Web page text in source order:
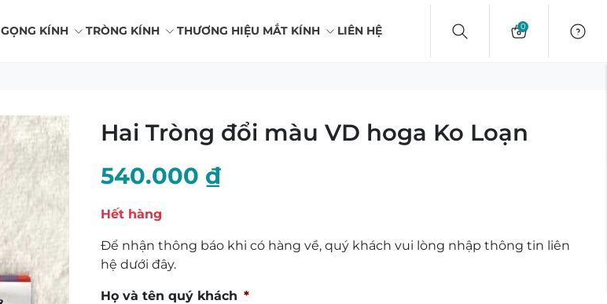
GỌNG KÍNH TRÒNG KÍNH THƯƠNG HIỆU MẮT KÍNH LIÊN HỆ 0
Hai Tròng đổi màu VD hoga Ko Loạn
540.000 ₫
Hết hàng
Để nhận thông báo khi có hàng về, quý khách vui lòng nhập thông tin liên
hệ dưới đây.
Họ và tên quý khách *